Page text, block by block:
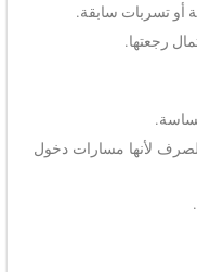
أو تسربات سابقة.
رجعتها.
لأنها مسارات دخول